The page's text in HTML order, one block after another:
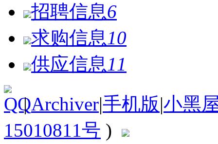
招聘信息6
求购信息 10
供应信息 11
| Archiver|手机版|小黑
15010811号 )